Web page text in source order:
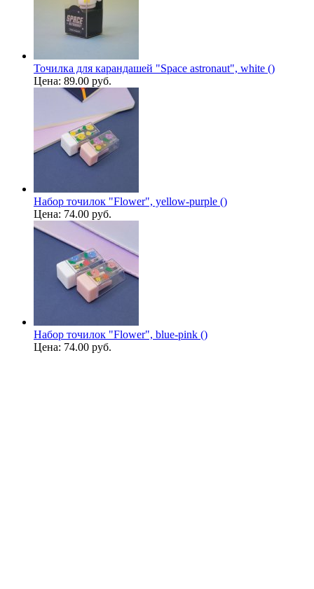
Точилка для карандашей "Space astronaut", white ()
Цена: 89.00 руб.
Набор точилок "Flower", yellow-purple ()
Цена: 74.00 руб.
Набор точилок "Flower", blue-pink ()
Цена: 74.00 руб.